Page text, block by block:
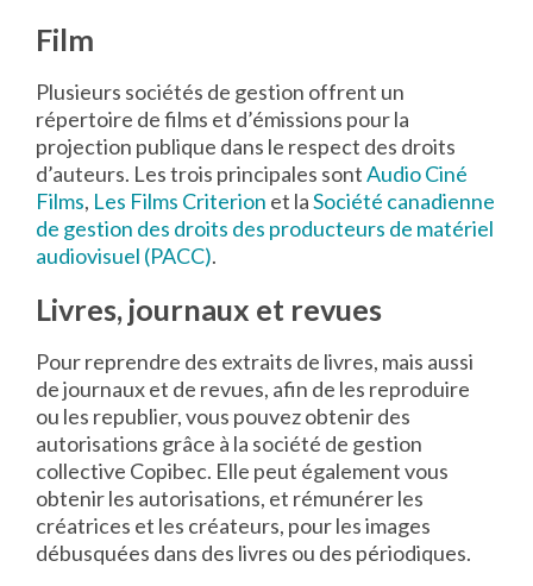
Film
Plusieurs sociétés de gestion offrent un
répertoire de films et d’émissions pour la
projection publique dans le respect des droits
d’auteurs. Les trois principales sontAudio Ciné
Films, Les Films Criterion et laSociété canadienne
de gestion des droits des producteurs de matériel
audiovisuel (PACC).
Livres, journaux et revues
Pour reprendre des extraits de livres, mais aussi
de journaux et de revues, afin de les reproduire
ou les republier, vous pouvez obtenir des
autorisations grâce à la société de gestion
collective Copibec. Elle peut également vous
obtenir les autorisations, et rémunérer les
créatrices et les créateurs, pour les images
débusquées dans des livres ou des périodiques.